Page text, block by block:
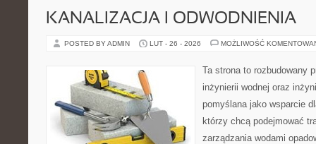
KANALIZACJA I ODWODNIENIA
POSTED BY ADMIN LUT - 26 - 2026 MOŻLIWOŚĆ
Ta strona to rozbudowany
inżynierii wodnej oraz
pomyślana jako wsparcie
którzy chcą podejmować
zarządzania wodami